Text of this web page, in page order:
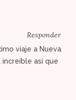
viaje a Nueva
así que
Responder